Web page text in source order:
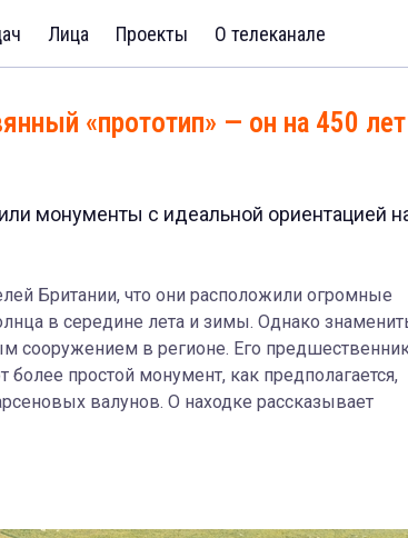
Лица Проекты О телеканале
«прототип» — он на 450 лет
монументы с идеальной ориентацией
Британии, что они расположили огромные
в середине лета и зимы. Однако
сооружением в регионе. Его
простой монумент, как предполагается,
валунов. О находке рассказывает